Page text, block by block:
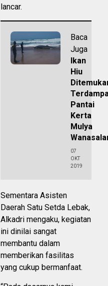
lancar.
Baca
Juga
Ikan
Hiu
Pantai
Kerta
Mulya
07
OKT
2019
Sementara Asisten
Daerah Satu Setda Lebak,
Alkadri mengaku, kegiatan
ini dinilai sangat
membantu dalam
memberikan fasilitas
yang cukup bermanfaat.